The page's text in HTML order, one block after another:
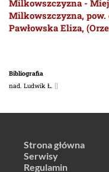
Milkowszczyzna -
Milkowszczyzna,
Pawłowska Eliza,
Bibliografia
nad. Ludwik Ł. []
Strona główna
Serwisy
Regulamin